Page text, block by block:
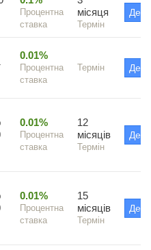
Процентна
ставка
місяця
Термін
0.01%
Процентна
ставка
Термін
0.01%
Процентна
ставка
12
місяців
Термін
0.01%
Процентна
ставка
15
місяців
Термін